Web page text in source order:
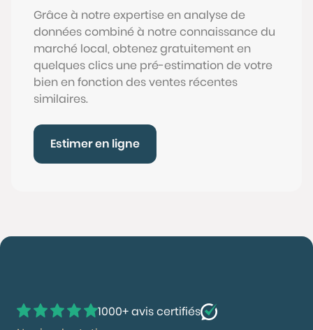
Grâce à notre expertise en analyse de
données combiné à notre connaissance du
marché local, obtenez gratuitement en
quelques clics une pré-estimation de votre
bien en fonction des ventes récentes
similaires.
Estimer en ligne
1000+ avis certifiés